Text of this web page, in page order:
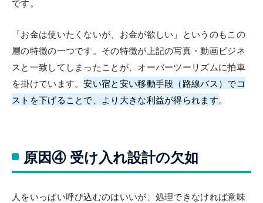
です。
「お金は使いたくないが、お金が欲しい」というのもこの
層の特徴の一つです。その特徴が上記の写真・動画ビジネ
スと一致してしまったことが、オーバーツーリズムに拍車
を掛けています。安い宿と安い移動手段（路線バス）でコ
ストを下げることで、より大きな利益が得られます。
原因④ 受け入れ設計の欠如
人をいっぱい呼び込むのはいいが、処理できなければ意味